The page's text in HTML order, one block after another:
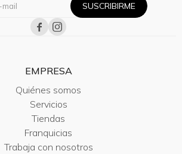
SUSCRIBIRME
 
EMPRESA
Quiénes somos
Servicios
Tiendas
Franquicias
Trabaja con nosotros